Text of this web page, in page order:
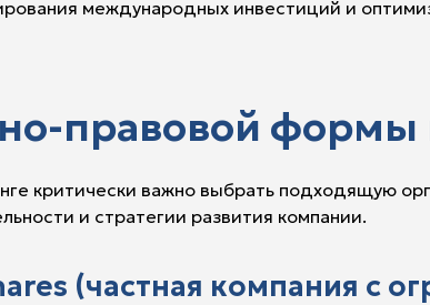
международных инвестиций и
правовой
критически важно выбрать подходящую
и стратегии развития компании.
(частная компания с